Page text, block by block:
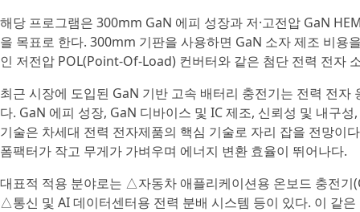
해당 프로그램은 300mm GaN 에피 성장과 저·고전압 GaN
을 목표로 한다. 300mm 기판을 사용하면 GaN 소자 제조 비용
인 저전압 POL(Point-Of-Load) 컨버터와 같은 첨단 전력 전자
최근 시장에 도입된 GaN 기반 고속 배터리 충전기는 전력 전
다. GaN 에피 성장, GaN 디바이스 및 IC 제조, 신뢰성 및 내구
기술은 차세대 전력 전자제품의 핵심 기술로 자리 잡을 전망이
폼팩터가 작고 무게가 가벼우며 에너지 변환 효율이 뛰어나다.
대표적 적용 분야로는 △자동차 애플리케이션용 온보드 충전
△통신 및 AI 데이터센터용 전력 분배 시스템 등이 있다. 이 같